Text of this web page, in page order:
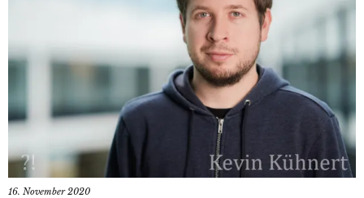
16. November 2020